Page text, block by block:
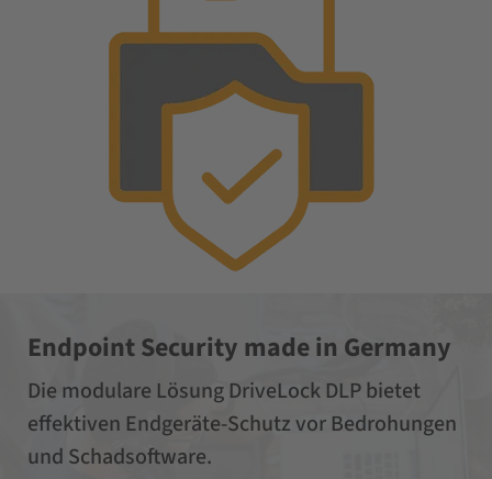
Endpoint Security made in Germany
Die modulare Lösung DriveLock DLP bietet
effektiven Endgeräte-Schutz vor Bedrohungen
und Schadsoftware.